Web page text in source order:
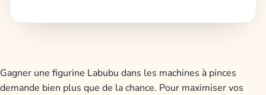
Gagner une figurine Labubu dans les machines à pinces
demande bien plus que de la chance. Pour maximiser vos